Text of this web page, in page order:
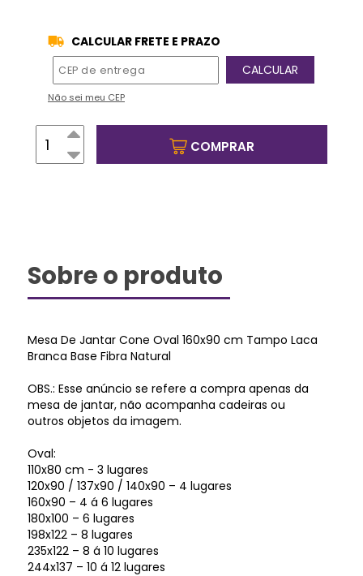
CALCULAR FRETE E PRAZO
Não sei meu CEP
COMPRAR
Sobre o produto
Mesa De Jantar Cone Oval 160x90 cm Tampo Laca
Branca Base Fibra Natural
OBS.: Esse anúncio se refere a compra apenas da
mesa de jantar, não acompanha cadeiras ou
outros objetos da imagem.
Oval:
110x80 cm - 3 lugares
120x90 / 137x90 / 140x90 – 4 lugares
160x90 – 4 á 6 lugares
180x100 – 6 lugares
198x122 – 8 lugares
235x122 – 8 á 10 lugares
244x137 – 10 á 12 lugares